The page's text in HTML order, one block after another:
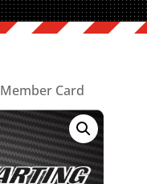
Member Card